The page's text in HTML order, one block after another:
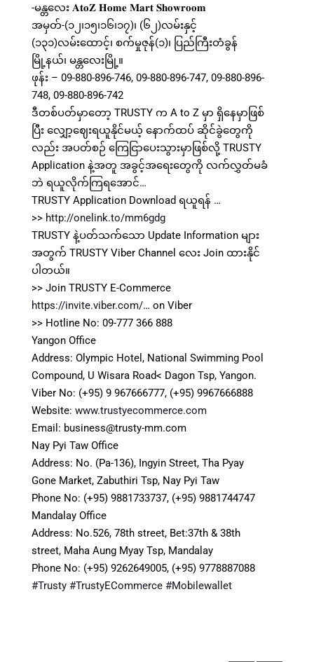
-မန္တလေး 𝐀𝐭𝐨𝐙 𝐇𝐨𝐦𝐞 𝐌𝐚𝐫𝐭 𝐒𝐡𝐨𝐰𝐫𝐨𝐨𝐦
အမှတ်-(၁၂၊၁၅၊၁၆၊၁၇)၊ (၆၂)လမ်းနှင့်
(၁၃၁)လမ်းထောင့်၊ စက်မှုဇုန်(၁)၊ ပြည်ကြီးတံခွန်
မြို့နယ်၊ မန္တလေးမြို့။
ဖုန်း – 09-880-896-746, 09-880-896-747, 09-880-896-
748, 09-880-896-742
ဒီတစ်ပတ်မှာတော့ TRUSTY က A to Z မှာ ရှိနေမှာဖြစ်
ပြီး လျှော့ဈေးရယူနိုင်မယ့် နောက်ထပ် ဆိုင်ခွဲတွေကို
လည်း အပတ်စဉ် ကြေငြာပေးသွားမှာဖြစ်လို့ TRUSTY
Application နဲ့အတူ အခွင့်အရေးတွေကို လက်လွှတ်မခံ
ဘဲ ရယူလိုက်ကြရအောင်…
TRUSTY Application Download ရယူရန် …
>> http://onelink.to/mm6gdg
TRUSTY နဲ့ပတ်သက်သော Update Information များ
အတွက် TRUSTY Viber Channel လေး Join ထားနိုင်
ပါတယ်။
>> Join ⁨TRUSTY E-Commerce⁩
https://invite.viber.com/… on Viber
>> Hotline No: 09-777 366 888
Yangon Office
Address: Olympic Hotel, National Swimming Pool
Compound, U Wisara Road< Dagon Tsp, Yangon.
Viber No: (+95) 9 967666777, (+95) 9967666888
Website: www.trustyecommerce.com
Email: business@trusty-mm.com
Nay Pyi Taw Office
Address: No. (Pa-136), Ingyin Street, Tha Pyay
Gone Market, Zabuthiri Tsp, Nay Pyi Taw
Phone No: (+95) 9881733737, (+95) 9881744747
Mandalay Office
Address: No.526, 78th street, Bet:37th & 38th
street, Maha Aung Myay Tsp, Mandalay
Phone No: (+95) 9262649005, (+95) 9778887088
#Trusty #TrustyECommerce #Mobilewallet